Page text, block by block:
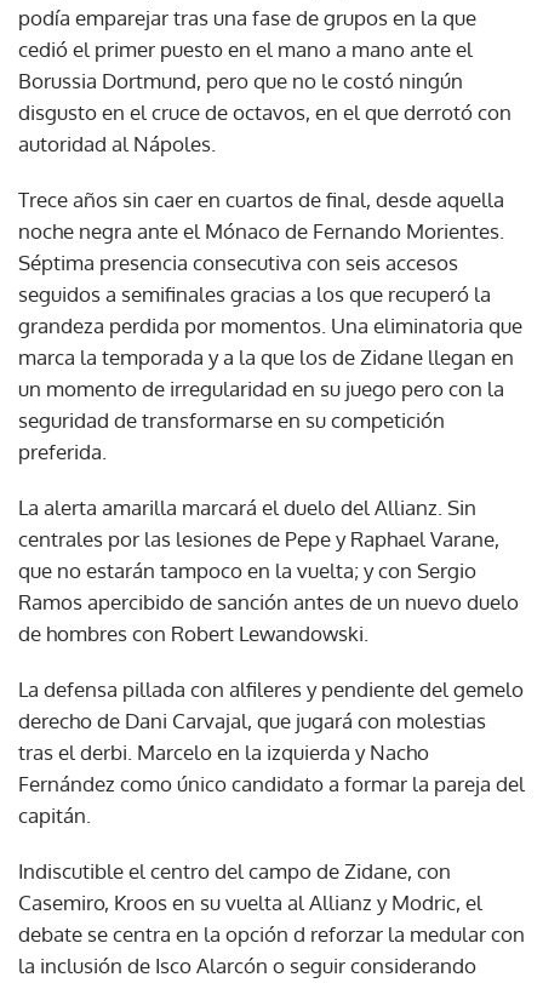
podía emparejar tras una fase de grupos en la que
cedió el primer puesto en el mano a mano ante el
Borussia Dortmund, pero que no le costó ningún
disgusto en el cruce de octavos, en el que derrotó con
autoridad al Nápoles.
Trece años sin caer en cuartos de final, desde aquella
noche negra ante el Mónaco de Fernando Morientes.
Séptima presencia consecutiva con seis accesos
seguidos a semifinales gracias a los que recuperó la
grandeza perdida por momentos. Una eliminatoria que
marca la temporada y a la que los de Zidane llegan en
un momento de irregularidad en su juego pero con la
seguridad de transformarse en su competición
preferida.
La alerta amarilla marcará el duelo del Allianz. Sin
centrales por las lesiones de Pepe y Raphael Varane,
que no estarán tampoco en la vuelta; y con Sergio
Ramos apercibido de sanción antes de un nuevo duelo
de hombres con Robert Lewandowski.
La defensa pillada con alfileres y pendiente del gemelo
derecho de Dani Carvajal, que jugará con molestias
tras el derbi. Marcelo en la izquierda y Nacho
Fernández como único candidato a formar la pareja del
capitán.
Indiscutible el centro del campo de Zidane, con
Casemiro, Kroos en su vuelta al Allianz y Modric, el
debate se centra en la opción d reforzar la medular con
la inclusión de Isco Alarcón o seguir considerando